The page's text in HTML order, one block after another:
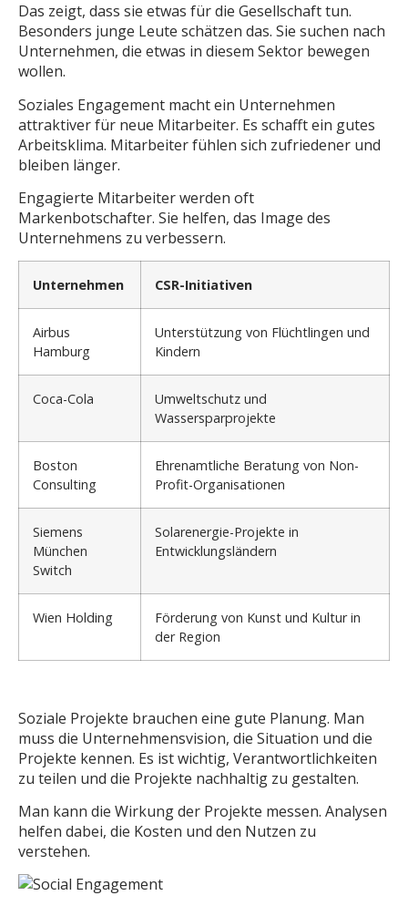
Das zeigt, dass sie etwas für die Gesellschaft tun.
Besonders junge Leute schätzen das. Sie suchen nach
Unternehmen, die etwas in diesem Sektor bewegen
wollen.
Soziales Engagement macht ein Unternehmen
attraktiver für neue Mitarbeiter. Es schafft ein gutes
Arbeitsklima. Mitarbeiter fühlen sich zufriedener und
bleiben länger.
Engagierte Mitarbeiter werden oft
Markenbotschafter. Sie helfen, das Image des
Unternehmens zu verbessern.
Unternehmen CSR-Initiativen
Airbus
Hamburg
Unterstützung von Flüchtlingen und
Kindern
Coca-Cola
Umweltschutz und
Wassersparprojekte
Boston
Consulting
Ehrenamtliche Beratung von Non-
Profit-Organisationen
Siemens
München
Switch
Solarenergie-Projekte in
Entwicklungsländern
Wien Holding
Förderung von Kunst und Kultur in
der Region
Soziale Projekte brauchen eine gute Planung. Man
muss die Unternehmensvision, die Situation und die
Projekte kennen. Es ist wichtig, Verantwortlichkeiten
zu teilen und die Projekte nachhaltig zu gestalten.
Man kann die Wirkung der Projekte messen. Analysen
helfen dabei, die Kosten und den Nutzen zu
verstehen.